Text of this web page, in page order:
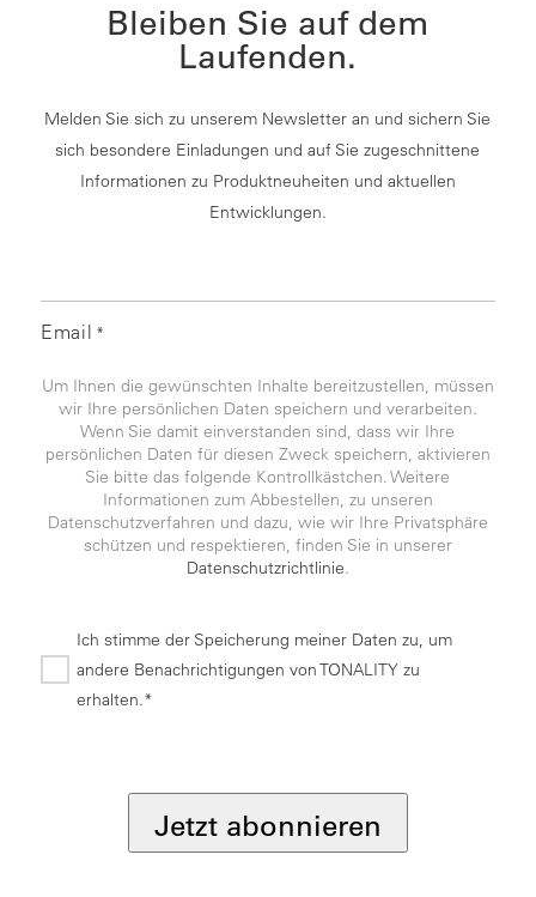
Bleiben Sie auf dem
Laufenden.
Melden Sie sich zu unserem Newsletter an und sichern Sie
sich besondere Einladungen und auf Sie zugeschnittene
Informationen zu Produktneuheiten und aktuellen
Entwicklungen.
Email *
Um Ihnen die gewünschten Inhalte bereitzustellen, müssen
wir Ihre persönlichen Daten speichern und verarbeiten.
Wenn Sie damit einverstanden sind, dass wir Ihre
persönlichen Daten für diesen Zweck speichern, aktivieren
Sie bitte das folgende Kontrollkästchen. Weitere
Informationen zum Abbestellen, zu unseren
Datenschutzverfahren und dazu, wie wir Ihre Privatsphäre
schützen und respektieren, finden Sie in unserer
Datenschutzrichtlinie.
Ich stimme der Speicherung meiner Daten zu, um
andere Benachrichtigungen von TONALITY zu
erhalten.*
Jetzt abonnieren